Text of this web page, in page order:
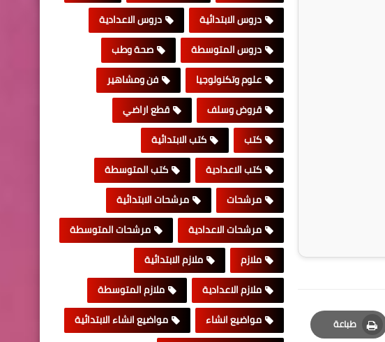
طباعة
دروس الابتدائية
دروس الاعدادية
دروس المتوسطة
صحة وطب
علوم وتكنولوجيا
فن ومشاهير
قروض وسلف
قطع اراضي
كتب
كتب الابتدائية
كتب الاعدادية
كتب المتوسطة
مرشحات
مرشحات الابتدائية
مرشحات الاعدادية
مرشحات المتوسطة
ملازم
ملازم الابتدائية
ملازم الاعدادية
ملازم المتوسطة
مواضيع انشاء
مواضيع انشاء الابتدائية